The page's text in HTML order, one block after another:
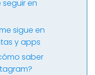
en
sigue en
y apps
saber